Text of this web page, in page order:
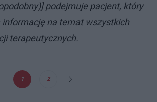
podejmuje pacjent, który
informację na temat wszystkich
terapeutycznych.
1 2